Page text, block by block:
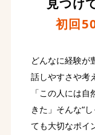
初回
どんなに経験が
話しやすさや考
「この人には
きた」そんな“
ても大切なポイ